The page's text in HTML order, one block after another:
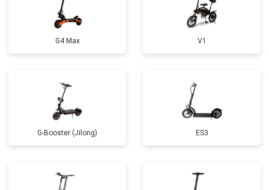
G4 Max V1
G-Booster (Jilong) ES3